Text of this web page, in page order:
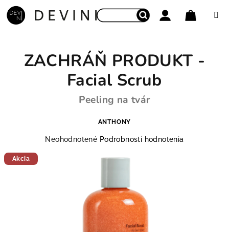
Prejsť na obsah
ZACHRÁŇ PRODUKT -
Facial Scrub
Peeling na tvár
ANTHONY
Priemerné hodnotenie produktu je 0,0 z 5
Neohodnotené Podrobnosti hodnotenia
Akcia